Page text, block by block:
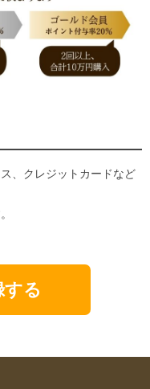
、クレジットカードなど
る